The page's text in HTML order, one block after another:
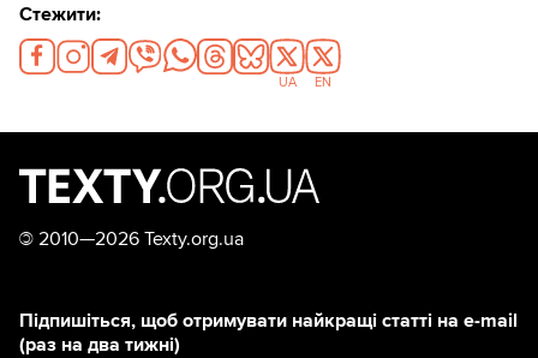
Стежити:
UA EN
© 2010—2026 Texty.org.ua
Підпишіться, щоб отримувати найкращі статті на e-mail
(раз на два тижні)